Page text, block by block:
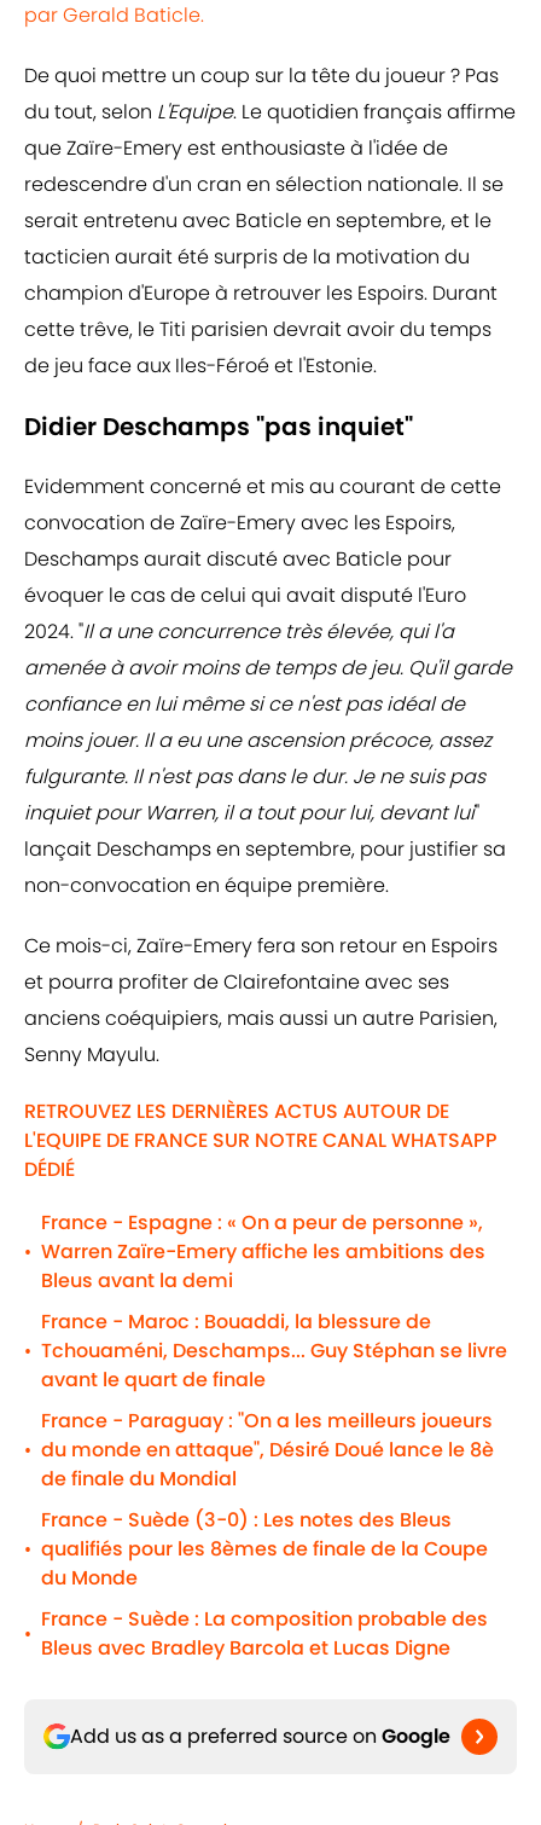
par Gerald Baticle.
De quoi mettre un coup sur la tête du joueur ? Pas
du tout, selon L'Equipe. Le quotidien français affirme
que Zaïre-Emery est enthousiaste à l'idée de
redescendre d'un cran en sélection nationale. Il se
serait entretenu avec Baticle en septembre, et le
tacticien aurait été surpris de la motivation du
champion d'Europe à retrouver les Espoirs. Durant
cette trêve, le Titi parisien devrait avoir du temps
de jeu face aux Iles-Féroé et l'Estonie.
Didier Deschamps "pas inquiet"
Evidemment concerné et mis au courant de cette
convocation de Zaïre-Emery avec les Espoirs,
Deschamps aurait discuté avec Baticle pour
évoquer le cas de celui qui avait disputé l'Euro
2024. "Il a une concurrence très élevée, qui l'a
amenée à avoir moins de temps de jeu. Qu'il garde
confiance en lui même si ce n'est pas idéal de
moins jouer. Il a eu une ascension précoce, assez
fulgurante. Il n'est pas dans le dur. Je ne suis pas
inquiet pour Warren, il a tout pour lui, devant lui"
lançait Deschamps en septembre, pour justifier sa
non-convocation en équipe première.
Ce mois-ci, Zaïre-Emery fera son retour en Espoirs
et pourra profiter de Clairefontaine avec ses
anciens coéquipiers, mais aussi un autre Parisien,
Senny Mayulu.
RETROUVEZ LES DERNIÈRES ACTUS AUTOUR DE
L'EQUIPE DE FRANCE SUR NOTRE CANAL WHATSAPP
DÉDIÉ
•
France - Espagne : « On a peur de personne »,
Warren Zaïre-Emery affiche les ambitions des
Bleus avant la demi
•
France - Maroc : Bouaddi, la blessure de
Tchouaméni, Deschamps... Guy Stéphan se livre
avant le quart de finale
•
France - Paraguay : "On a les meilleurs joueurs
du monde en attaque", Désiré Doué lance le 8è
de finale du Mondial
•
France - Suède (3-0) : Les notes des Bleus
qualifiés pour les 8èmes de finale de la Coupe
du Monde
•
France - Suède : La composition probable des
Bleus avec Bradley Barcola et Lucas Digne
Add us as a preferred source on Google